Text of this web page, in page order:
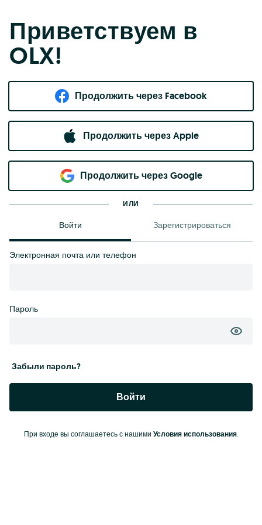
Приветствуем в
OLX!
Продолжить через Facebook
Продолжить через Apple
Продолжить через Google
ИЛИ
Войти Зарегистрироваться
Электронная почта или телефон
Пароль
Забыли пароль?
Войти
При входе вы соглашаетесь с нашими Условия использования.